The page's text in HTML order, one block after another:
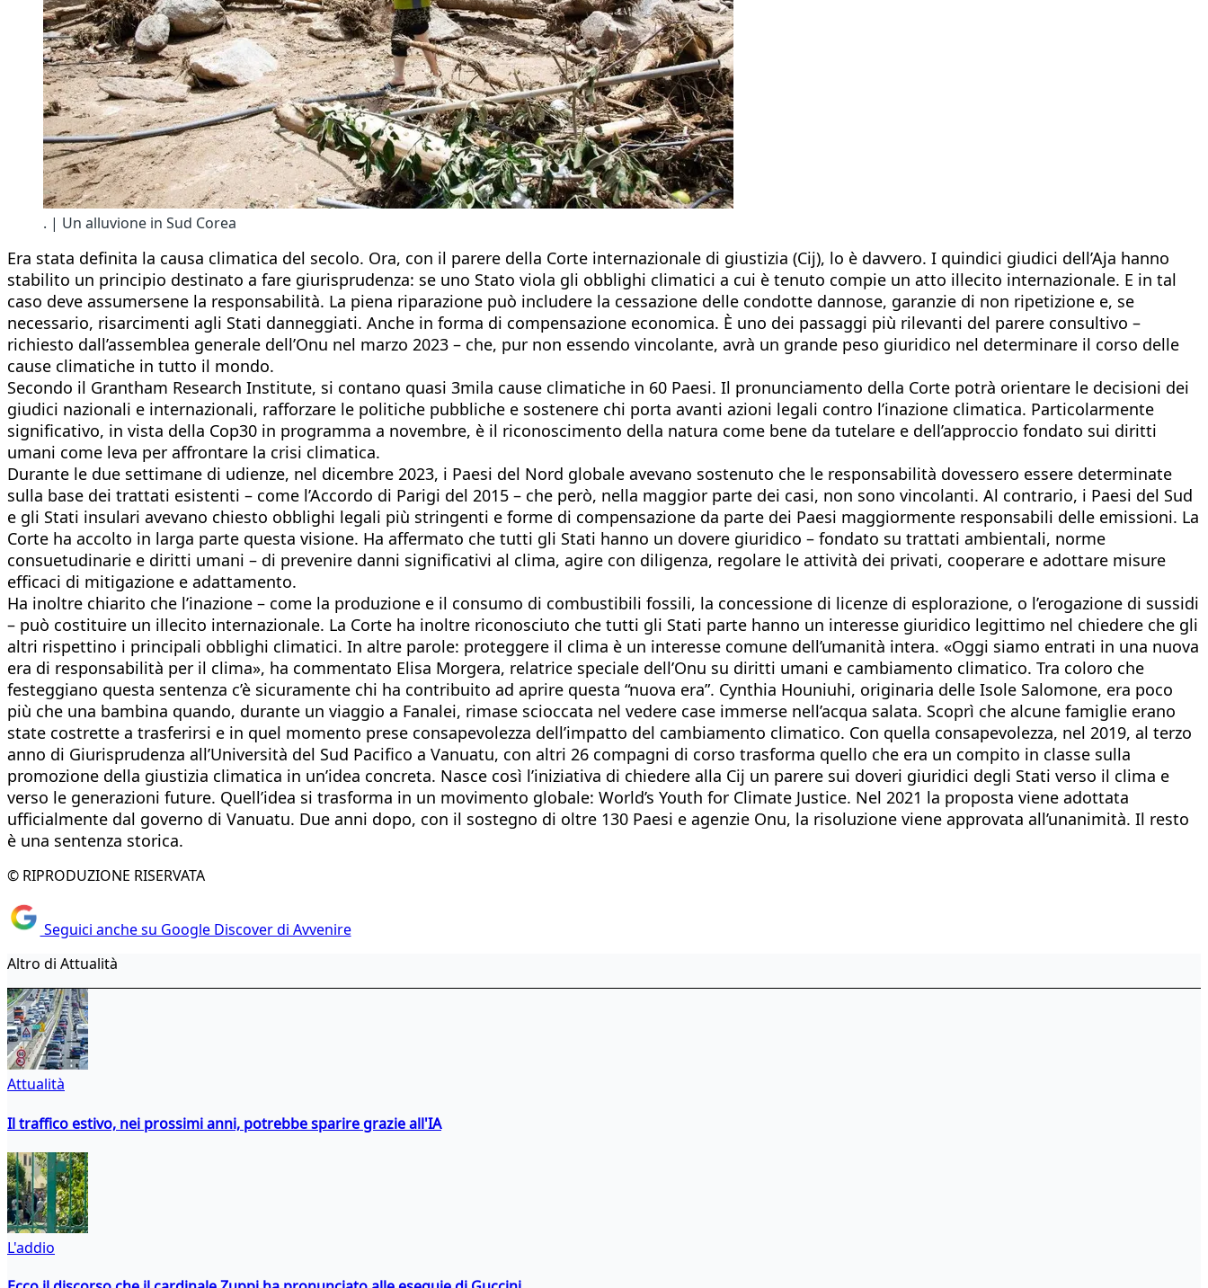
. | Un alluvione in Sud Corea
Era stata definita la causa climatica del secolo. Ora, con il parere della Corte internazionale di giustizia (Cij), lo è davvero. I quindici giudici dell’Aja hanno
stabilito un principio destinato a fare giurisprudenza: se uno Stato viola gli obblighi climatici a cui è tenuto compie un atto illecito internazionale. E in tal
caso deve assumersene la responsabilità. La piena riparazione può includere la cessazione delle condotte dannose, garanzie di non ripetizione e, se
necessario, risarcimenti agli Stati danneggiati. Anche in forma di compensazione economica. È uno dei passaggi più rilevanti del parere consultivo –
richiesto dall’assemblea generale dell’Onu nel marzo 2023 – che, pur non essendo vincolante, avrà un grande peso giuridico nel determinare il corso delle
cause climatiche in tutto il mondo.
Secondo il Grantham Research Institute, si contano quasi 3mila cause climatiche in 60 Paesi. Il pronunciamento della Corte potrà orientare le decisioni dei
giudici nazionali e internazionali, rafforzare le politiche pubbliche e sostenere chi porta avanti azioni legali contro l’inazione climatica. Particolarmente
significativo, in vista della Cop30 in programma a novembre, è il riconoscimento della natura come bene da tutelare e dell’approccio fondato sui diritti
umani come leva per affrontare la crisi climatica.
Durante le due settimane di udienze, nel dicembre 2023, i Paesi del Nord globale avevano sostenuto che le responsabilità dovessero essere determinate
sulla base dei trattati esistenti – come l’Accordo di Parigi del 2015 – che però, nella maggior parte dei casi, non sono vincolanti. Al contrario, i Paesi del Sud
e gli Stati insulari avevano chiesto obblighi legali più stringenti e forme di compensazione da parte dei Paesi maggiormente responsabili delle emissioni. La
Corte ha accolto in larga parte questa visione. Ha affermato che tutti gli Stati hanno un dovere giuridico – fondato su trattati ambientali, norme
consuetudinarie e diritti umani – di prevenire danni significativi al clima, agire con diligenza, regolare le attività dei privati, cooperare e adottare misure
efficaci di mitigazione e adattamento.
Ha inoltre chiarito che l’inazione – come la produzione e il consumo di combustibili fossili, la concessione di licenze di esplorazione, o l’erogazione di sussidi
– può costituire un illecito internazionale. La Corte ha inoltre riconosciuto che tutti gli Stati parte hanno un interesse giuridico legittimo nel chiedere che gli
altri rispettino i principali obblighi climatici. In altre parole: proteggere il clima è un interesse comune dell’umanità intera. «Oggi siamo entrati in una nuova
era di responsabilità per il clima», ha commentato Elisa Morgera, relatrice speciale dell’Onu su diritti umani e cambiamento climatico. Tra coloro che
festeggiano questa sentenza c’è sicuramente chi ha contribuito ad aprire questa “nuova era”. Cynthia Houniuhi, originaria delle Isole Salomone, era poco
più che una bambina quando, durante un viaggio a Fanalei, rimase scioccata nel vedere case immerse nell’acqua salata. Scoprì che alcune famiglie erano
state costrette a trasferirsi e in quel momento prese consapevolezza dell’impatto del cambiamento climatico. Con quella consapevolezza, nel 2019, al terzo
anno di Giurisprudenza all’Università del Sud Pacifico a Vanuatu, con altri 26 compagni di corso trasforma quello che era un compito in classe sulla
promozione della giustizia climatica in un’idea concreta. Nasce così l’iniziativa di chiedere alla Cij un parere sui doveri giuridici degli Stati verso il clima e
verso le generazioni future. Quell’idea si trasforma in un movimento globale: World’s Youth for Climate Justice. Nel 2021 la proposta viene adottata
ufficialmente dal governo di Vanuatu. Due anni dopo, con il sostegno di oltre 130 Paesi e agenzie Onu, la risoluzione viene approvata all’unanimità. Il resto
è una sentenza storica.
© RIPRODUZIONE RISERVATA
Seguici anche su Google Discover di Avvenire
Altro di Attualità
Attualità
Il traffico estivo, nei prossimi anni, potrebbe sparire grazie all'IA
L'addio